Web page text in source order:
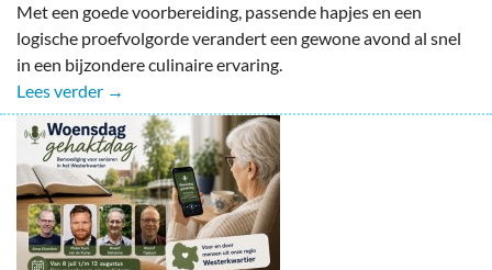
Met een goede voorbereiding, passende hapjes en een
logische proefvolgorde verandert een gewone avond al snel
in een bijzondere culinaire ervaring.
Lees verder →